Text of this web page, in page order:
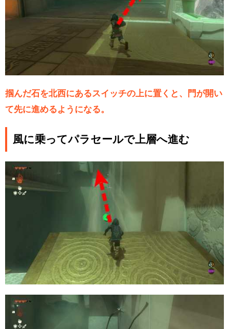
掴んだ石を北西にあるスイッチの上に置くと、門が開い
て先に進めるようになる。
風に乗ってパラセールで上層へ進む